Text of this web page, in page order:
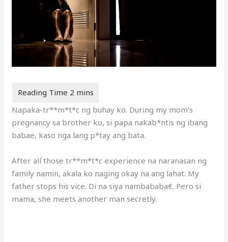
Napaka-tr**m*t*c ng buhay ko. During my mom’s
pregnancy sa brother ko, si papa nakab*ntis ng ibang
babae, kaso nga lang p*tay ang bata.
After all those tr**m*t*c experience na naranasan ng
family namin, akala ko naging okay na ang lahat. My
father stops his vice. Di na siya nambababa€. Pero si
mama, she meets another man secretly.